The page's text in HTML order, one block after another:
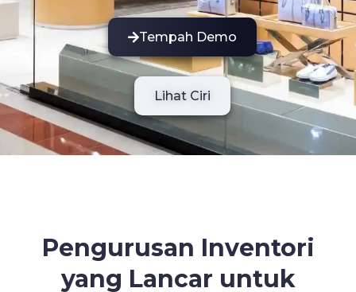
Tempah Demo
Lihat Ciri
Pengurusan Inventori
yang Lancar untuk